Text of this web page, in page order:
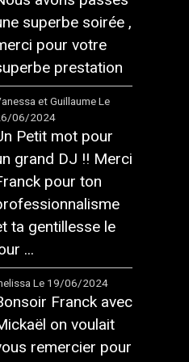
superbe soirée ,
pour votre
prestation
et Guillaume Le
06/2024
Petit mot pour
grand DJ !! Merci
pour ton
ta gentillesse le
...
Le 19/06/2024
Franck avec
on voulait
remercier pour